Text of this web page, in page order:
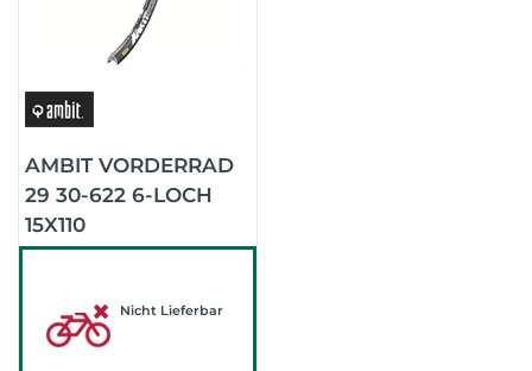
AMBIT VORDERRAD
29 30-622 6-LOCH
15X110
(SCHWARZ/SCHWARZ/SCHWARZ)
Nicht Lieferbar